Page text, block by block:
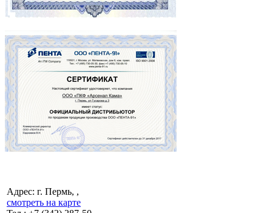
Адрес: г. Пермь, ,
смотреть на карте